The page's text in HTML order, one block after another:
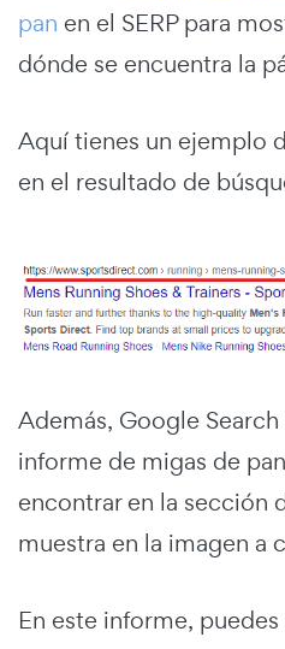
pan en el SERP para
dónde se encuentra la
Aquí tienes un ejemplo
en el resultado de
Además, Google
informe de migas de
encontrar en la sección
muestra en la imagen a
En este informe,